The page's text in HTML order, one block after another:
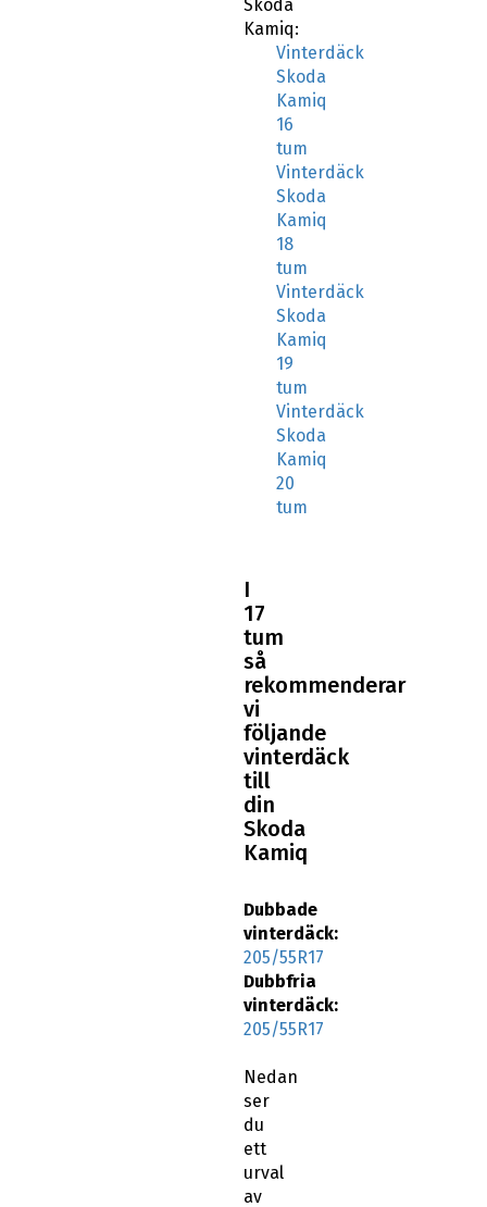
Skoda
Kamiq:
Vinterdäck
Skoda
Kamiq
16
tum
Vinterdäck
Skoda
Kamiq
18
tum
Vinterdäck
Skoda
Kamiq
19
tum
Vinterdäck
Skoda
Kamiq
20
tum
I
17
tum
så
rekommenderar
vi
följande
vinterdäck
till
din
Skoda
Kamiq
Dubbade
vinterdäck:
205/55R17
Dubbfria
vinterdäck:
205/55R17
Nedan
ser
du
ett
urval
av